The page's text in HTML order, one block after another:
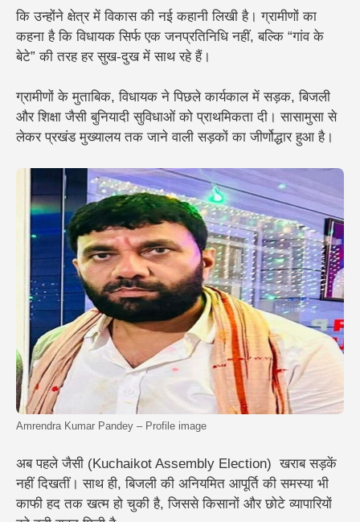
कि उन्होंने क्षेत्र में विकास की नई कहानी लिखी है। ग्रामीणों का
कहना है कि विधायक सिर्फ एक जनप्रतिनिधि नहीं, बल्कि “गांव के
बेटे” की तरह हर सुख-दुख में साथ रहे हैं।
ग्रामीणों के मुताबिक, विधायक ने पिछले कार्यकाल में सड़क, बिजली
और शिक्षा जैसी बुनियादी सुविधाओं को प्राथमिकता दी। सासामुसा से
लेकर प्रखंड मुख्यालय तक जाने वाली सड़कों का जीर्णोद्धार हुआ है।
Amrendra Kumar Pandey – Profile image
अब पहले जैसी (Kuchaikot Assembly Election) खराब सड़कें
नहीं दिखतीं। साथ ही, बिजली की अनियमित आपूर्ति की समस्या भी
काफी हद तक खत्म हो चुकी है, जिससे किसानों और छोटे व्यापारियों